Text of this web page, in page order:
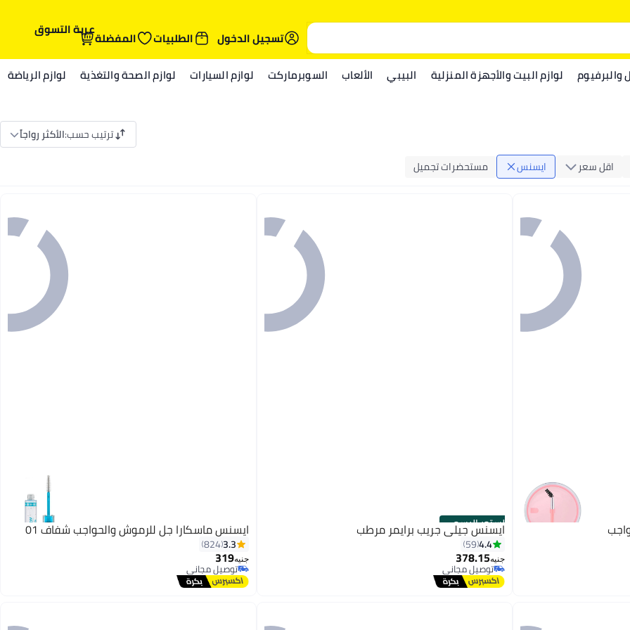
تسجيل الدخول
الطلبيات المفضلةعربة التسوق
والبرفيوم لوازم البيت والأجهزة المنزلية البيبي الألعاب السوبرماركت لوازم السيارات لوازم الصحة والتغذية لوازم الرياضة
ترتيب حسب:الأكثر رواجاً
اقل سعر ايسنس مستحضرات تجميل
الستور الرسمي
ايسنس جيلي جريب برايمر مرطب
4.4
59
جنيه378.15
توصيل مجاني
توصيل مجاني
ايسنس ماسكارا جل للرموش والحواجب شفاف 01
3.3
824
جنيه319
توصيل مجاني
توصيل مجاني